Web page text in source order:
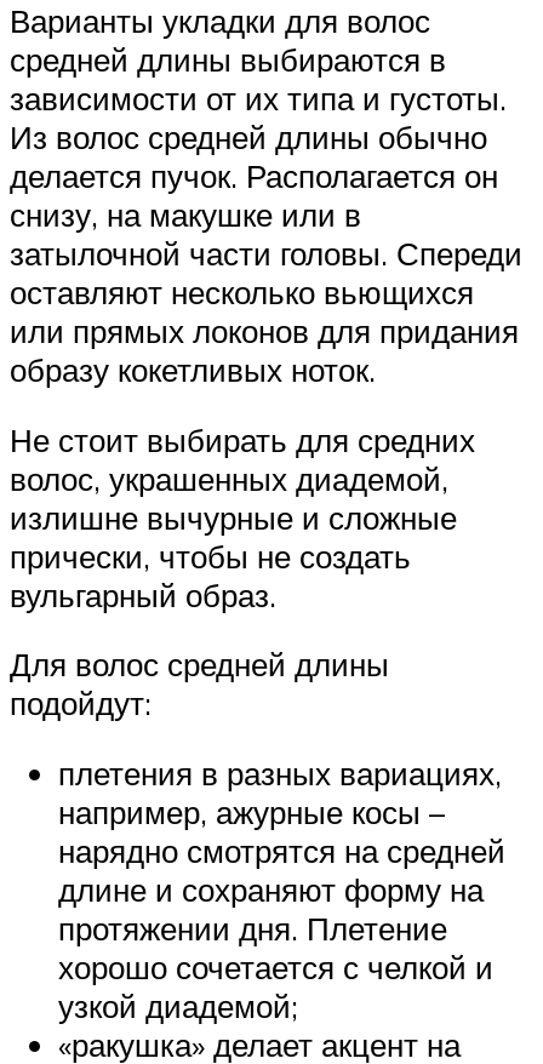
Варианты укладки для волос
средней длины выбираются в
зависимости от их типа и густоты.
Из волос средней длины обычно
делается пучок. Располагается он
снизу, на макушке или в
затылочной части головы. Спереди
оставляют несколько вьющихся
или прямых локонов для придания
образу кокетливых ноток.
Не стоит выбирать для средних
волос, украшенных диадемой,
излишне вычурные и сложные
прически, чтобы не создать
вульгарный образ.
Для волос средней длины
подойдут:
плетения в разных вариациях,
например, ажурные косы –
нарядно смотрятся на средней
длине и сохраняют форму на
протяжении дня. Плетение
хорошо сочетается с челкой и
узкой диадемой;
«ракушка» делает акцент на